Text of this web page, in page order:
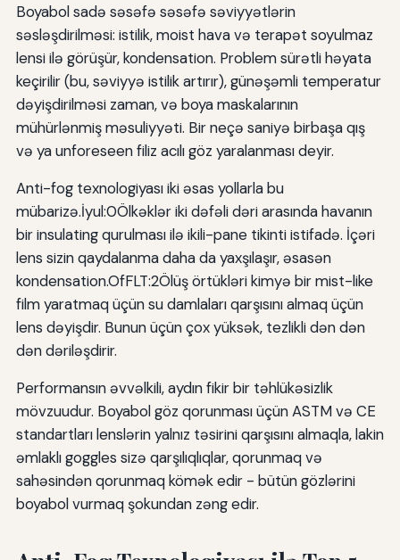
Boyabol sadə səsəfə səsəfə səviyyətlərin
səsləşdirilməsi: istilik, moist hava və terapət soyulmaz
lensi ilə görüşür, kondensation. Problem sürətli həyata
keçirilir (bu, səviyyə istilik artırır), günəşəmli temperatur
dəyişdirilməsi zaman, və boya maskalarının
mühürlənmiş məsuliyyəti. Bir neçə saniyə birbaşa qış
və ya unforeseen filiz acılı göz yaralanması deyir.
Anti-fog texnologiyası iki əsas yollarla bu
mübarizə.İyul:0Ölkəklər iki dəfəli dəri arasında havanın
bir insulating qurulması ilə ikili-pane tikinti istifadə. İçəri
lens sizin qaydalanma daha da yaxşılaşır, əsasən
kondensation.OfFLT:2Ölüş örtükləri kimyə bir mist-like
film yaratmaq üçün su damlaları qarşısını almaq üçün
lens dəyişdir. Bunun üçün çox yüksək, tezlikli dən dən
dən dəriləşdirir.
Performansın əvvəlkili, aydın fikir bir təhlükəsizlik
mövzuudur. Boyabol göz qorunması üçün ASTM və CE
standartları lenslərin yalnız təsirini qarşısını almaqla, lakin
əmlaklı goggles sizə qarşılıqlıqlar, qorunmaq və
sahəsindən qorunmaq kömək edir - bütün gözlərini
boyabol vurmaq şokundan zəng edir.